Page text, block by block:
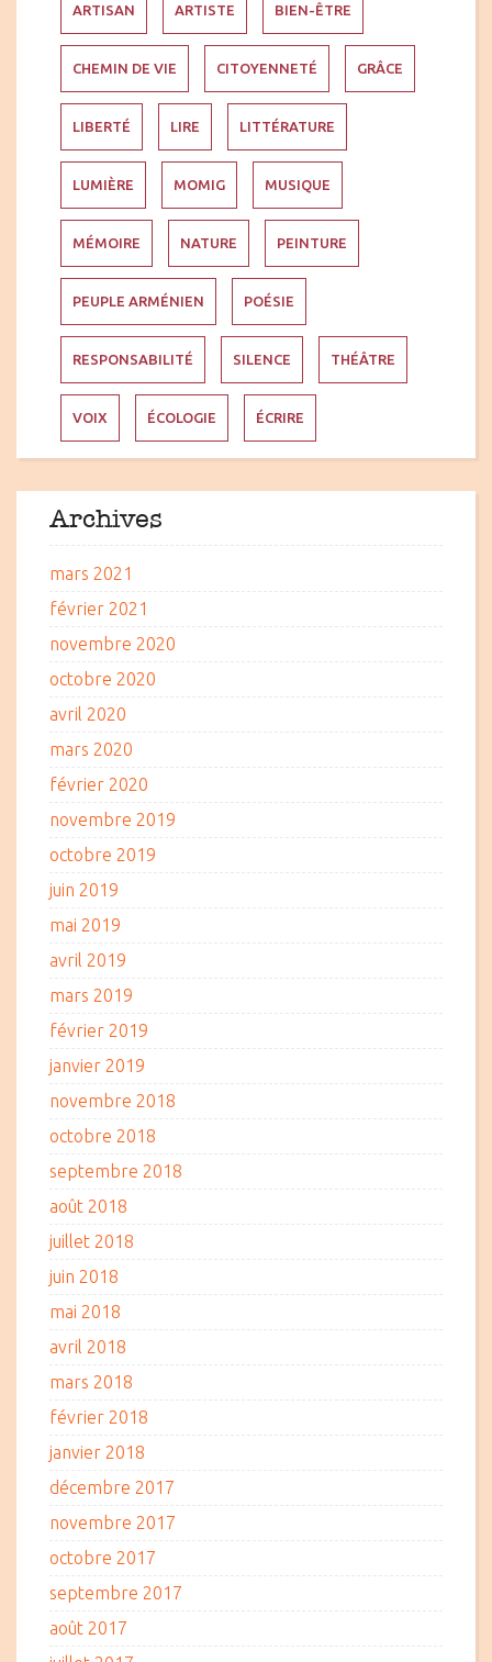
ARTISAN ARTISTE BIEN-ÊTRE
CHEMIN DE VIE CITOYENNETÉ GRÂCE
LIBERTÉ LIRE LITTÉRATURE
LUMIÈRE MOMIG MUSIQUE
MÉMOIRE NATURE PEINTURE
PEUPLE ARMÉNIEN POÉSIE
RESPONSABILITÉ SILENCE THÉÂTRE
VOIX ÉCOLOGIE ÉCRIRE
Archives
mars 2021
février 2021
novembre 2020
octobre 2020
avril 2020
mars 2020
février 2020
novembre 2019
octobre 2019
juin 2019
mai 2019
avril 2019
mars 2019
février 2019
janvier 2019
novembre 2018
octobre 2018
septembre 2018
août 2018
juillet 2018
juin 2018
mai 2018
avril 2018
mars 2018
février 2018
janvier 2018
décembre 2017
novembre 2017
octobre 2017
septembre 2017
août 2017